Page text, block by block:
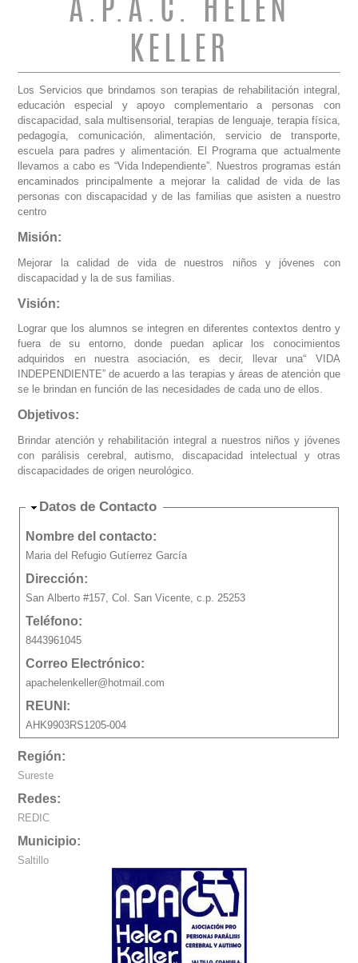
A.P.A.C. HELEN
KELLER
Los Servicios que brindamos son terapias de rehabilitación integral,
educación especial y apoyo complementario a personas con
discapacidad, sala multisensorial, terapias de lenguaje, terapia física,
pedagogía, comunicación, alimentación, servicio de transporte,
escuela para padres y alimentación. El Programa que actualmente
llevamos a cabo es “Vida Independiente”. Nuestros programas están
encaminados principalmente a mejorar la calidad de vida de las
personas con discapacidad y de las familias que asisten a nuestro
centro
Misión:
Mejorar la calidad de vida de nuestros niños y jóvenes con
discapacidad y la de sus familias.
Visión:
Lograr que los alumnos se integren en diferentes contextos dentro y
fuera de su entorno, donde puedan aplicar los conocimientos
adquiridos en nuestra asociación, es decir, llevar una“ VIDA
INDEPENDIENTE” de acuerdo a las terapias y áreas de atención que
se le brindan en función de las necesidades de cada uno de ellos.
Objetivos:
Brindar atención y rehabilitación integral a nuestros niños y jóvenes
con parálisis cerebral, autismo, discapacidad intelectual y otras
discapacidades de origen neurológico.
Ocultar
Datos de Contacto
Nombre del contacto:
Maria del Refugio Gutíerrez García
Dirección:
San Alberto #157, Col. San Vicente, c.p. 25253
Teléfono:
8443961045
Correo Electrónico:
apachelenkeller@hotmail.com
REUNI:
AHK9903RS1205-004
Región:
Sureste
Redes:
REDIC
Municipio:
Saltillo